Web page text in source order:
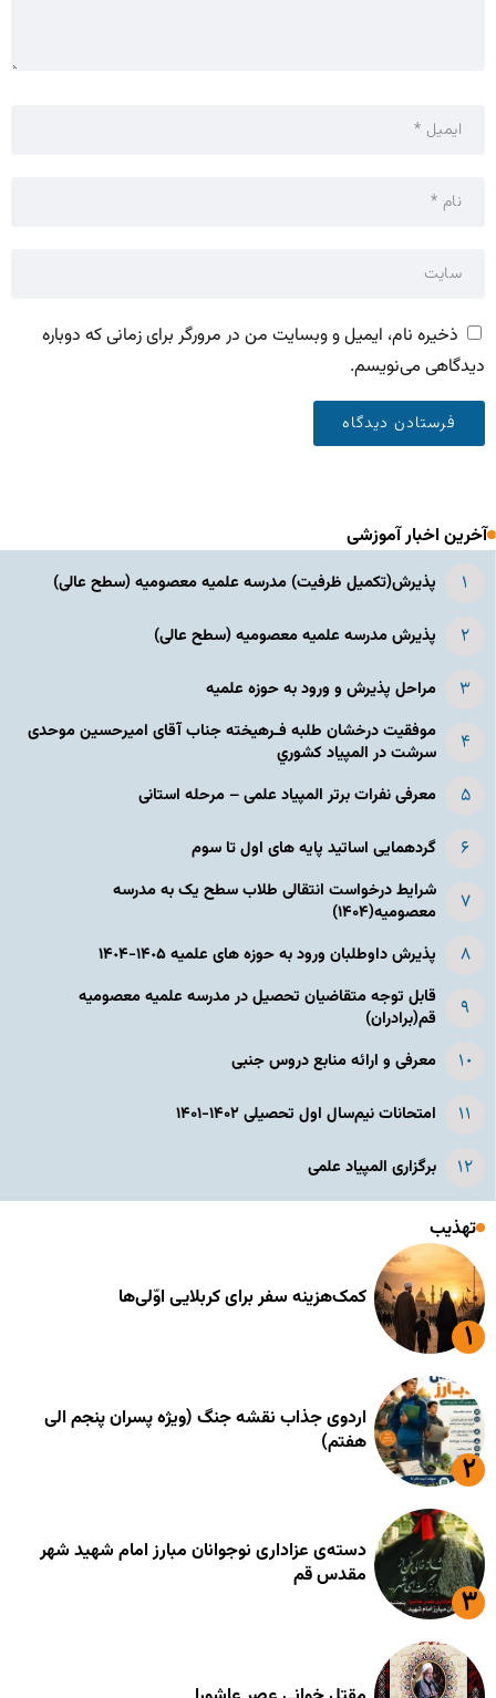
ذخیره نام، ایمیل و وبسایت من در مرورگر برای زمانی که دوباره
دیدگاهی می‌نویسم.
آخرین اخبار آموزشی
پذیرش(تکمیل ظرفیت) مدرسه علمیه معصومیه‌ (سطح عالی)
پذیرش مدرسه علمیه معصومیه‌ (سطح عالی)
مراحل پذیرش و ورود به حوزه علمیه
موفقیت درخشان طلبه فـرهیخته جناب آقای امیرحسین موحدی
سرشت در المپياد كشوري
معرفی نفرات برتر المپیاد علمی – مرحله استانی
گردهمایی اساتید پایه های اول تا سوم
شرایط درخواست انتقالی طلاب سطح یک به مدرسه
معصومیه(۱۴۰۴)
پذیرش داوطلبان ورود به حوزه های علمیه ١۴٠۵-١۴٠۴
قابل توجه متقاضیان تحصیل در مدرسه علمیه معصومیه
قم(برادران)
معرفی و ارائه منابع دروس جنبی
امتحانات نیم‌سال اول تحصیلی ۱۴۰۲-۱۴۰۱
برگزاری المپیاد علمی
تهذیب
کمک‌هزینه سفر برای کربلایی اوّلی‌ها
اردوی جذاب نقشه جنگ (ویژه پسران پنجم الی
هفتم)
دسته‌ی عزاداری نوجوانان مبارز امام شهید شهر
مقدس قم